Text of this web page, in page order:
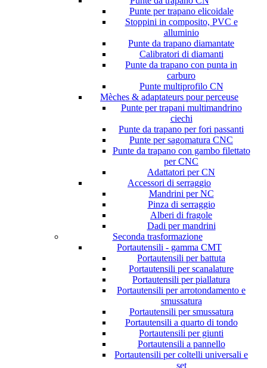
Punte per trapano elicoidale
Stoppini in composito, PVC e
alluminio
Punte da trapano diamantate
Calibratori di diamanti
Punte da trapano con punta in
carburo
Punte multiprofilo CN
Mèches & adaptateurs pour perceuse
Punte per trapani multimandrino
ciechi
Punte da trapano per fori passanti
Punte per sagomatura CNC
Punte da trapano con gambo filettato
per CNC
Adattatori per CN
Accessori di serraggio
Mandrini per NC
Pinza di serraggio
Alberi di fragole
Dadi per mandrini
Seconda trasformazione
Portautensili - gamma CMT
Portautensili per battuta
Portautensili per scanalature
Portautensili per piallatura
Portautensili per arrotondamento e
smussatura
Portautensili per smussatura
Portautensili a quarto di tondo
Portautensili per giunti
Portautensili a pannello
Portautensili per coltelli universali e
set